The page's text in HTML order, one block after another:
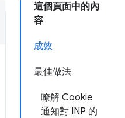
這個頁面中的內
容
成效
最佳做法
瞭解 Cookie
通知對 INP 的